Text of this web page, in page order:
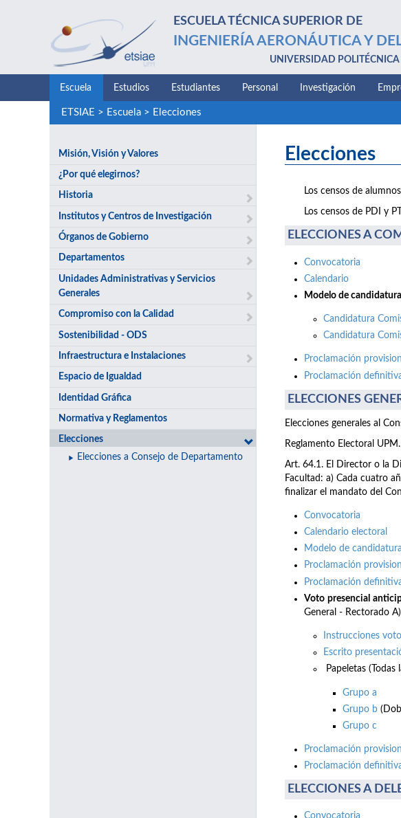
ESCUELA TÉCNICA SUPERIOR DE
INGENIERÍA AERONÁUTICA Y
UNIVERSIDAD
Escuela Estudios Estudiantes Personal Investigación
ETSIAE > Escuela> Elecciones
Misión, Visión y Valores
¿Por qué elegirnos?
Historia
Institutos y Centros de Investigación
Órganos de Gobierno
Departamentos
Unidades Administrativas y Servicios
Generales
Compromiso con la Calidad
Sostenibilidad - ODS
Infraestructura e Instalaciones
Espacio de Igualdad
Identidad Gráfica
Normativa y Reglamentos
Elecciones
Elecciones a Consejo de Departamento
Elecciones
Los censos de
Los censos de PDI y
ELECCIONES A
Convocatoria
Calendario
Modelo de
Candidatura
Candidatura
Proclamación
Proclamación
ELECCIONES
Elecciones generales al
Reglamento Electoral UPM.
Art. 64.1. El Director o la
Facultad: a) Cada cuatro
finalizar el mandato del
Convocatoria
Calendario electoral
Modelo de candidatura
Proclamación
Proclamación
Voto presencial
General - Rectorado A)
Instrucciones
Escrito
Papeletas
Grupo a
Grupo b
Grupo c
Proclamación
Proclamación
ELECCIONES A